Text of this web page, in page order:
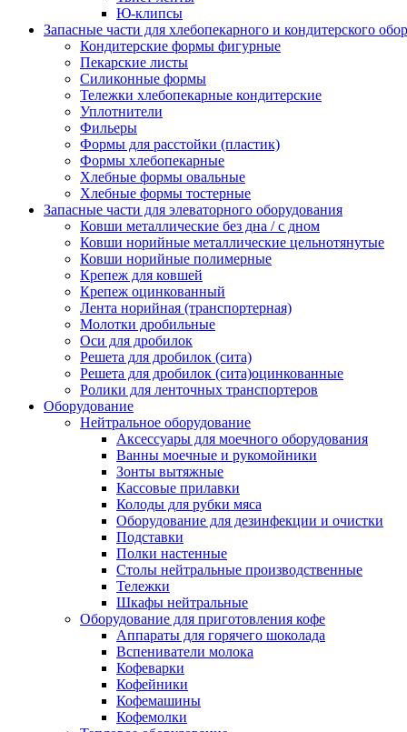
Ю-клипсы
Запасные части для хлебопекарного и кондитерского
Кондитерские формы фигурные
Пекарские листы
Силиконные формы
Тележки хлебопекарные кондитерские
Уплотнители
Фильеры
Формы для расстойки (пластик)
Формы хлебопекарные
Хлебные формы овальные
Хлебные формы тостерные
Запасные части для элеваторного оборудования
Ковши металлические без дна / с дном
Ковши норийные металлические цельнотянутые
Ковши норийные полимерные
Крепеж для ковшей
Крепеж оцинкованный
Лента норийная (транспортерная)
Молотки дробильные
Оси для дробилок
Решета для дробилок (сита)
Решета для дробилок (сита)оцинкованные
Ролики для ленточных транспортеров
Оборудование
Нейтральное оборудование
Аксессуары для моечного оборудования
Ванны моечные и рукомойники
Зонты вытяжные
Кассовые прилавки
Колоды для рубки мяса
Оборудование для дезинфекции и очистки
Подставки
Полки настенные
Столы нейтральные производственные
Тележки
Шкафы нейтральные
Оборудование для приготовления кофе
Аппараты для горячего шоколада
Вспениватели молока
Кофеварки
Кофейники
Кофемашины
Кофемолки